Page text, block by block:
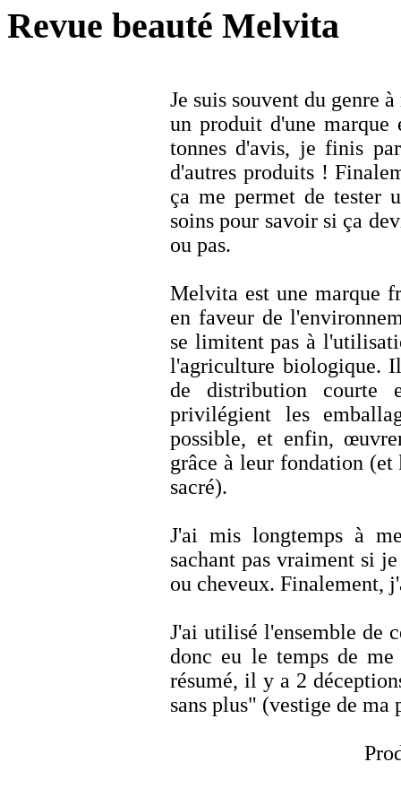
Revue beauté Melvita
Je suis souvent du genre
un produit d'une marque
tonnes d'avis, je finis
d'autres produits !
ça me permet de tester
soins pour savoir si ça
ou pas.
Melvita est une marque
en faveur de
se limitent pas à
l'agriculture biologique.
de distribution courte
privilégient les
possible, et enfin,
grâce à leur fondation (et
sacré).
J'ai mis longtemps à
sachant pas vraiment si
ou cheveux. Finalement,
J'ai utilisé l'ensemble de
donc eu le temps de
résumé, il y a 2
sans plus" (vestige de